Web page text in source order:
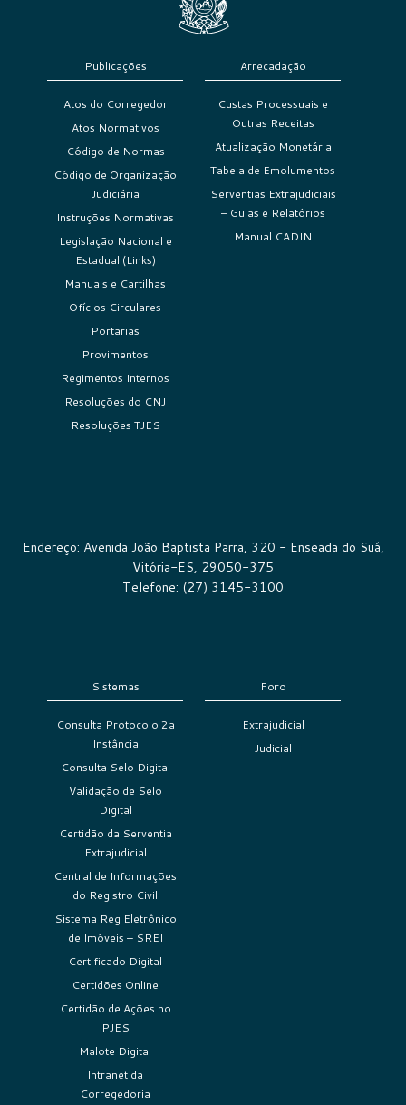
Publicações
Atos do Corregedor
Atos Normativos
Código de Normas
Código de Organização
Judiciária
Instruções Normativas
Legislação Nacional e
Estadual (Links)
Manuais e Cartilhas
Ofícios Circulares
Portarias
Provimentos
Regimentos Internos
Resoluções do CNJ
Resoluções TJES
Arrecadação
Custas Processuais e
Outras Receitas
Atualização Monetária
Tabela de Emolumentos
Serventias Extrajudiciais
– Guias e Relatórios
Manual CADIN
Endereço: Avenida João Baptista Parra, 320 - Enseada do Suá,
Vitória-ES, 29050-375
Telefone: (27) 3145-3100
Sistemas
Consulta Protocolo 2a
Instância
Consulta Selo Digital
Validação de Selo
Digital
Certidão da Serventia
Extrajudicial
Central de Informações
do Registro Civil
Sistema Reg Eletrônico
de Imóveis – SREI
Certificado Digital
Certidões Online
Certidão de Ações no
PJES
Malote Digital
Intranet da
Corregedoria
Foro
Extrajudicial
Judicial